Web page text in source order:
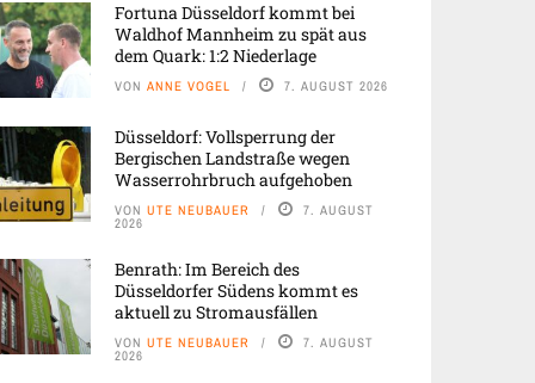
Fortuna Düsseldorf kommt bei
Waldhof Mannheim zu spät aus
dem Quark: 1:2 Niederlage
VON ANNE VOGEL 7. AUGUST 2026
Düsseldorf: Vollsperrung der
Bergischen Landstraße wegen
Wasserrohrbruch aufgehoben
VON UTE NEUBAUER 7. AUGUST
2026
Benrath: Im Bereich des
Düsseldorfer Südens kommt es
aktuell zu Stromausfällen
VON UTE NEUBAUER 7. AUGUST
2026